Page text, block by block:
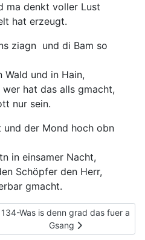
ma denkt voller Lust
hat erzeugt.
ziagn und di Bam so
Wald und in Hain,
hat das alls gmacht,
nur sein.
und der Mond hoch obn
in einsamer Nacht,
Schöpfer den Herr,
gmacht.
in da Wiederschwing
Nächster Beitrag: 134-Was is denn
134-Was is denn grad das fuer a
Gsang